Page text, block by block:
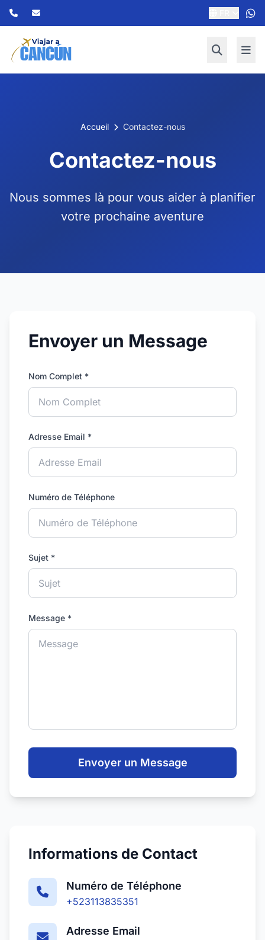
Accueil Contactez-nous
Contactez-nous
Nous sommes là pour vous aider à planifier
votre prochaine aventure
Envoyer un Message
Nom Complet *
Adresse Email *
Numéro de Téléphone
Sujet *
Message *
Envoyer un Message
Informations de Contact
Numéro de Téléphone
+523113835351
Adresse Email